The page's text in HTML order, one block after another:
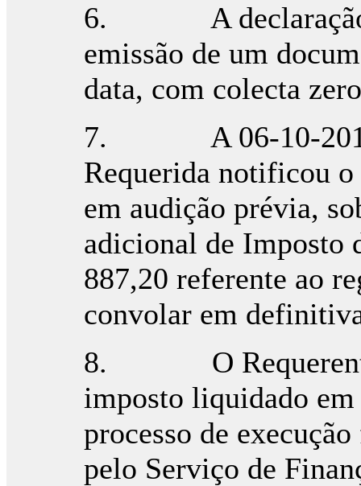
6. A declaração
emissão de um
data, com colecta
7. A 06-10-2015,
Requerida notificou o
em audição prévia,
adicional de Imposto
887,20 referente ao
convolar em
8. O Requerente
imposto liquidado
processo de
pelo Serviço de